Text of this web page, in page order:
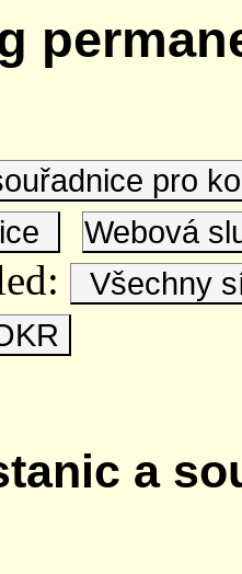
pro
Webová
Všechny
a